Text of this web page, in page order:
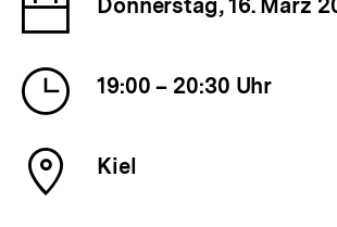
der
Donnerstag, 16. März
Uhrzeit
der
19:00 – 20:30 Uhr
Ort
der
Kiel